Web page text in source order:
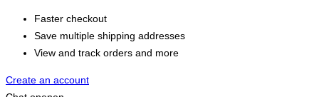
Faster checkout
Save multiple shipping addresses
View and track orders and more
Create an account